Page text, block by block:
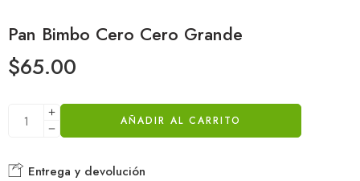
Pan Bimbo Cero Cero Grande
$65.00
AÑADIR AL CARRITO
Entrega y devolución